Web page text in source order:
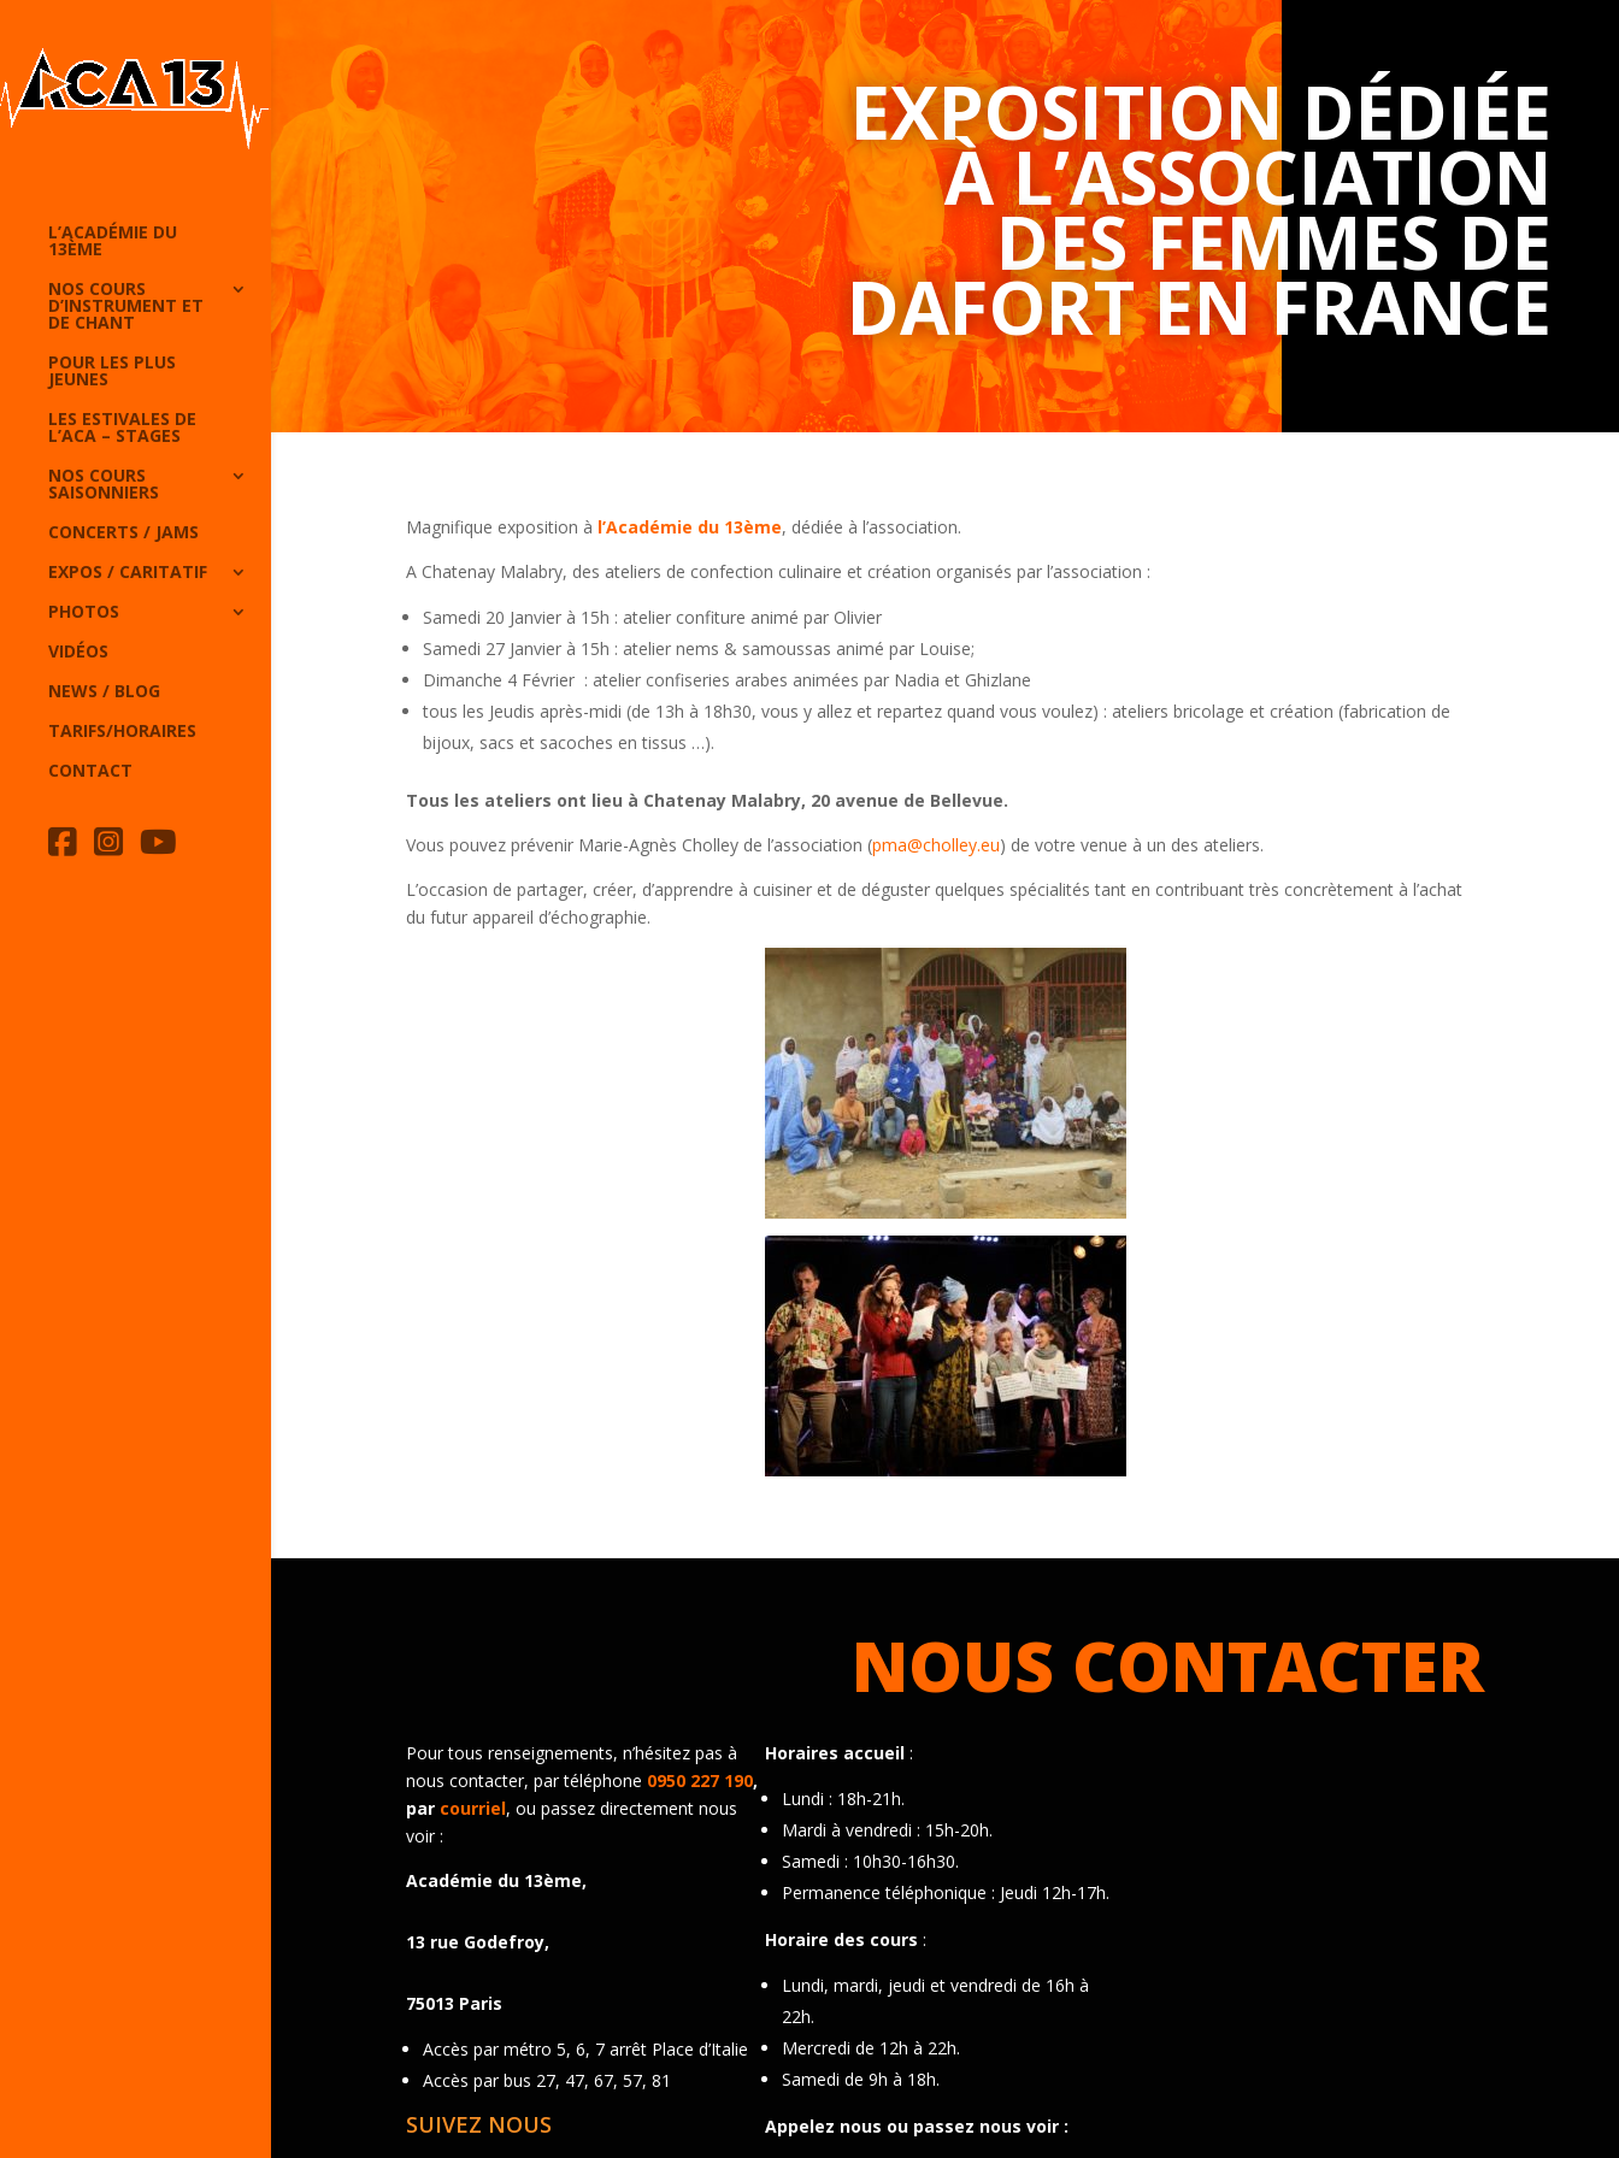
L’ACADÉMIE DU
13ÈME
NOS COURS
D’INSTRUMENT ET
DE CHANT
POUR LES PLUS
JEUNES
LES ESTIVALES DE
L’ACA – STAGES
NOS COURS
SAISONNIERS
CONCERTS / JAMS
EXPOS / CARITATIF
PHOTOS
VIDÉOS
NEWS / BLOG
TARIFS/HORAIRES
CONTACT
EXPOSITION DÉDIÉE
À L’ASSOCIATION
DES FEMMES DE
DAFORT EN FRANCE
Magnifique exposition à l’Académie du 13ème, dédiée à l’association.
A Chatenay Malabry, des ateliers de confection culinaire et création organisés par l’association :
Samedi 20 Janvier à 15h : atelier confiture animé par Olivier
Samedi 27 Janvier à 15h : atelier nems & samoussas animé par Louise;
Dimanche 4 Février : atelier confiseries arabes animées par Nadia et Ghizlane
tous les Jeudis après-midi (de 13h à 18h30, vous y allez et repartez quand vous voulez) : ateliers bricolage et création (fabrication de
bijoux, sacs et sacoches en tissus …).
Tous les ateliers ont lieu à Chatenay Malabry, 20 avenue de Bellevue.
Vous pouvez prévenir Marie-Agnès Cholley de l’association (pma@cholley.eu) de votre venue à un des ateliers.
L’occasion de partager, créer, d’apprendre à cuisiner et de déguster quelques spécialités tant en contribuant très concrètement à l’achat
du futur appareil d’échographie.
NOUS CONTACTER
Pour tous renseignements, n’hésitez pas à
nous contacter, par téléphone 0950 227 190,
par courriel, ou passez directement nous
voir :
Académie du 13ème,
13 rue Godefroy,
75013 Paris
Accès par métro 5, 6, 7 arrêt Place d’Italie
Accès par bus 27, 47, 67, 57, 81
SUIVEZ NOUS
Horaires accueil :
Lundi : 18h-21h.
Mardi à vendredi : 15h-20h.
Samedi : 10h30-16h30.
Permanence téléphonique : Jeudi 12h-17h.
Horaire des cours:
Lundi, mardi, jeudi et vendredi de 16h à
22h.
Mercredi de 12h à 22h.
Samedi de 9h à 18h.
Appelez nous ou passez nous voir :